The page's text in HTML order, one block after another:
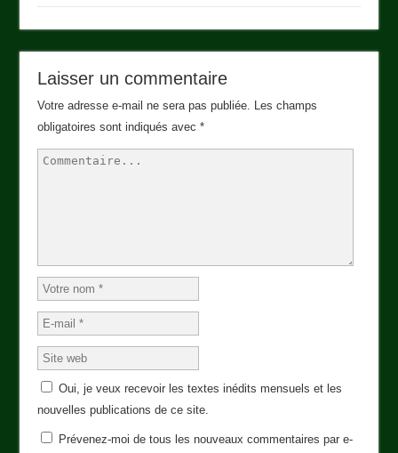
Laisser un commentaire
Votre adresse e-mail ne sera pas publiée. Les champs
obligatoires sont indiqués avec*
Oui, je veux recevoir les textes inédits mensuels et les
nouvelles publications de ce site.
Prévenez-moi de tous les nouveaux commentaires par e-